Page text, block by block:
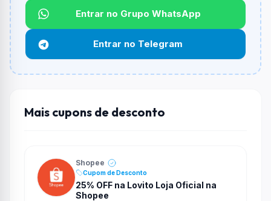
Não informado ou sem limite.
Funciona em qualquer produto?
Não necessariamente. Depende de itens participantes
e alguns vendedores ou produtos especificos podem
não aceitar cupons.
Entrar no Grupo WhatsApp
Entrar no Telegram
Mais cupons de desconto
Shopee
Cupom de Desconto
25% OFF na Lovito Loja Oficial na
Shopee